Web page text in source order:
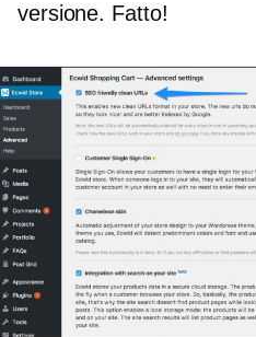
versione. Fatto!